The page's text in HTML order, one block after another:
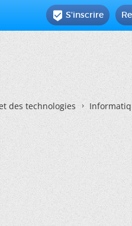
 S'inscrire
des technologies